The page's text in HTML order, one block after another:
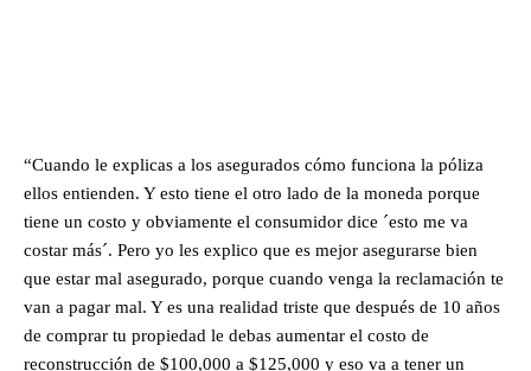
“Cuando le explicas a los asegurados cómo funciona la póliza
ellos entienden. Y esto tiene el otro lado de la moneda porque
tiene un costo y obviamente el consumidor dice ´esto me va
costar más´. Pero yo les explico que es mejor asegurarse bien
que estar mal asegurado, porque cuando venga la reclamación te
van a pagar mal. Y es una realidad triste que después de 10 años
de comprar tu propiedad le debas aumentar el costo de
reconstrucción de $100,000 a $125,000 y eso va a tener un